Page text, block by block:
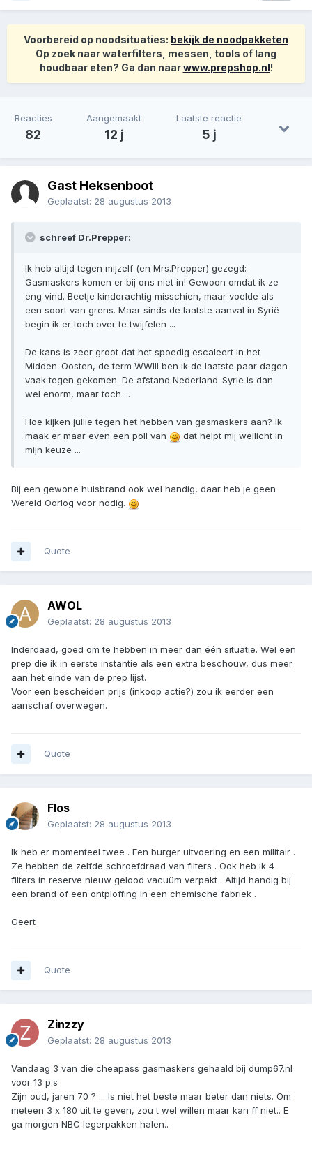
Voorbereid op noodsituaties: bekijk de noodpakketen
Op zoek naar waterfilters, messen, tools of lang
houdbaar eten? Ga dan naarwww.prepshop.nl!
Reacties
82
Aangemaakt
12 j
Laatste reactie
5 j
Gast Heksenboot
Geplaatst: 28 augustus 2013
schreef Dr.Prepper:
Ik heb altijd tegen mijzelf (en Mrs.Prepper) gezegd:
Gasmaskers komen er bij ons niet in! Gewoon omdat ik ze
eng vind. Beetje kinderachtig misschien, maar voelde als
een soort van grens. Maar sinds de laatste aanval in Syrië
begin ik er toch over te twijfelen ...
De kans is zeer groot dat het spoedig escaleert in het
Midden-Oosten, de term WWIII ben ik de laatste paar dagen
vaak tegen gekomen. De afstand Nederland-Syrië is dan
wel enorm, maar toch ...
Hoe kijken jullie tegen het hebben van gasmaskers aan? Ik
maak er maar even een poll van
dat helpt mij wellicht in
mijn keuze ...
Bij een gewone huisbrand ook wel handig, daar heb je geen
Wereld Oorlog voor nodig.
Quote
AWOL
Geplaatst: 28 augustus 2013
Inderdaad, goed om te hebben in meer dan één situatie. Wel een
prep die ik in eerste instantie als een extra beschouw, dus meer
aan het einde van de prep lijst.
Voor een bescheiden prijs (inkoop actie?) zou ik eerder een
aanschaf overwegen.
Quote
Flos
Geplaatst: 28 augustus 2013
Ik heb er momenteel twee . Een burger uitvoering en een militair .
Ze hebben de zelfde schroefdraad van filters . Ook heb ik 4
filters in reserve nieuw gelood vacuüm verpakt . Altijd handig bij
een brand of een ontploffing in een chemische fabriek .
Geert
Quote
Zinzzy
Geplaatst: 28 augustus 2013
Vandaag 3 van die cheapass gasmaskers gehaald bij dump67.nl
voor 13 p.s
Zijn oud, jaren 70 ? ... Is niet het beste maar beter dan niets. Om
meteen 3 x 180 uit te geven, zou t wel willen maar kan ff niet.. E
ga morgen NBC legerpakken halen..